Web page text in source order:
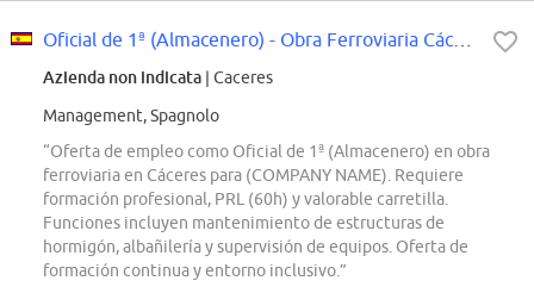
Azienda non indicata | Caceres
Management, Spagnolo
“Oferta de empleo como Oficial de 1ª (Almacenero) en obra
ferroviaria en Cáceres para (COMPANY NAME). Requiere
formación profesional, PRL (60h) y valorable carretilla.
Funciones incluyen mantenimiento de estructuras de
hormigón, albañilería y supervisión de equipos. Oferta de
formación continua y entorno inclusivo.”